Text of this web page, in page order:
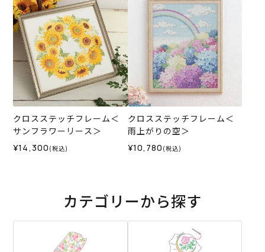
クロスステッチフレーム＜
サンフラワーリース＞
¥14,300 (税込)
クロスステッチフレーム＜
雨上がりの空＞
¥10,780 (税込)
カテゴリーから探す